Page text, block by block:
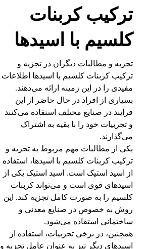
ترکیب کربنات
کلسیم با اسیدها
تجربه و مطالبات دیگران در تجزیه و
ترکیب کربنات کلسیم با اسیدها اطلاعات
مفیدی را در این زمینه ارائه می‌دهند.
بسیاری از افراد در حال حاضر از این
فرایند در صنایع مختلف استفاده می‌کنند
و تجربیات خود را با بقیه به اشتراک
می‌گذارند.
یکی از مطالبات مهم مربوط به تجزیه و
ترکیب کربنات کلسیم با اسیدها، استفاده
از اسید استیک است. اسید استیک یکی از
اسیدهای قوی است و می‌تواند کربنات
کلسیم را به صورت کامل تجزیه کند. این
روش به خصوص در صنایع معدنی و
ساختمانی استفاده می‌شود.
همچنین، در برخی تجربیات، استفاده از
اسیدهای دیگر نیز به عنوان عامل تجزیه و